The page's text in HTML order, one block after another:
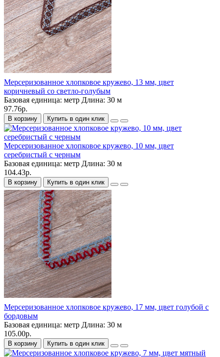
Мерсеризованное хлопковое кружево, 13 мм, цвет
коричневый со светло-голубым
Базовая единица: метр Длина: 30 м
97.76р.
В корзину Купить в один клик
Мерсеризованное хлопковое кружево, 10 мм, цвет
серебристый с черным
Базовая единица: метр Длина: 30 м
104.43р.
В корзину Купить в один клик
Мерсеризованное хлопковое кружево, 17 мм, цвет голубой с
бордовым
Базовая единица: метр Длина: 30 м
105.00р.
В корзину Купить в один клик